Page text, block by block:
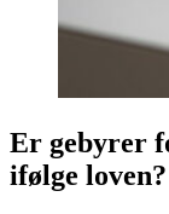
Er gebyrer
ifølge loven?